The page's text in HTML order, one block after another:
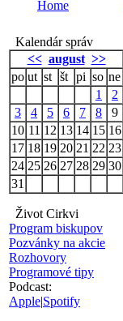
Home
Kalendár správ
<< august >>
po ut st št pi so ne
1
2
3
4 5 6 7 8
9
10 11 12 13 14 15 16
17 18 19 20 21 22 23
24 25 26 27 28 29 30
31
Život Cirkvi
Program biskupov
Pozvánky na akcie
Rozhovory
Programové tipy
Podcast:
Apple|Spotify